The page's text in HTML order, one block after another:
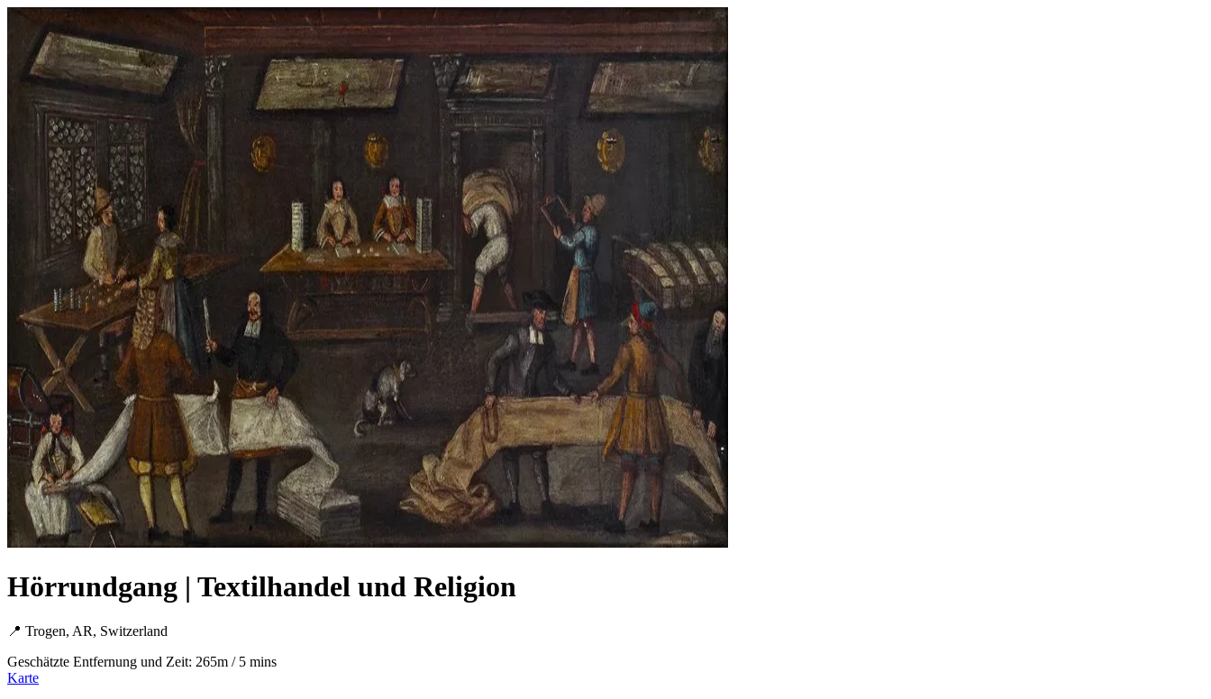
Hörrundgang | Textilhandel und Religion
📍 Trogen, AR, Switzerland
Geschätzte Entfernung und Zeit: 265m / 5 mins
Karte